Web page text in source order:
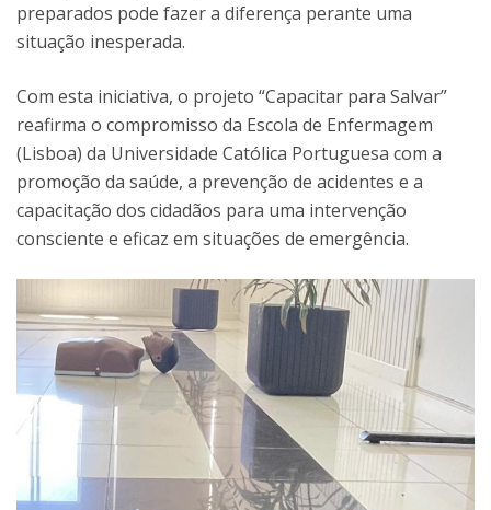
preparados pode fazer a diferença perante uma
situação inesperada.
Com esta iniciativa, o projeto “Capacitar para Salvar”
reafirma o compromisso da Escola de Enfermagem
(Lisboa) da Universidade Católica Portuguesa com a
promoção da saúde, a prevenção de acidentes e a
capacitação dos cidadãos para uma intervenção
consciente e eficaz em situações de emergência.